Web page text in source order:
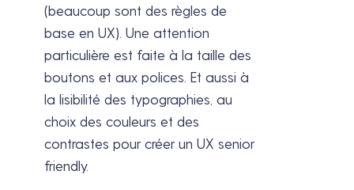
(beaucoup sont des règles de
base en UX). Une attention
particulière est faite à la taille des
boutons et aux polices. Et aussi à
la lisibilité des typographies, au
choix des couleurs et des
contrastes pour créer un UX senior
friendly.